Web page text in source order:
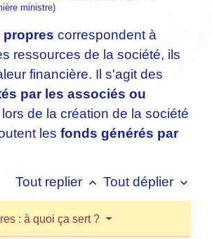
ministre)
correspondent à
ressources de la société, ils
financière. Il s'agit des
par les associés ou
lors de la création de la société
les fonds générés par
Tout replier keyboard_arrow_up Tout déplier keyboard_arrow_down
: à quoi ça sert ?